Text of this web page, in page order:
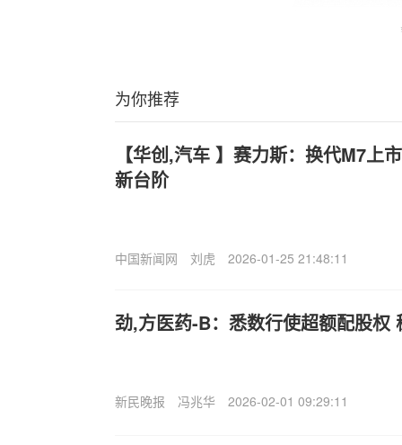
为你推荐
【华创,汽车 】赛力斯：换代M7上
新台阶
中国新闻网 刘虎 2026-01-25 21:48:11
劲,方医药-B：悉数行使超额配股权
新民晚报 冯兆华 2026-02-01 09:29:11